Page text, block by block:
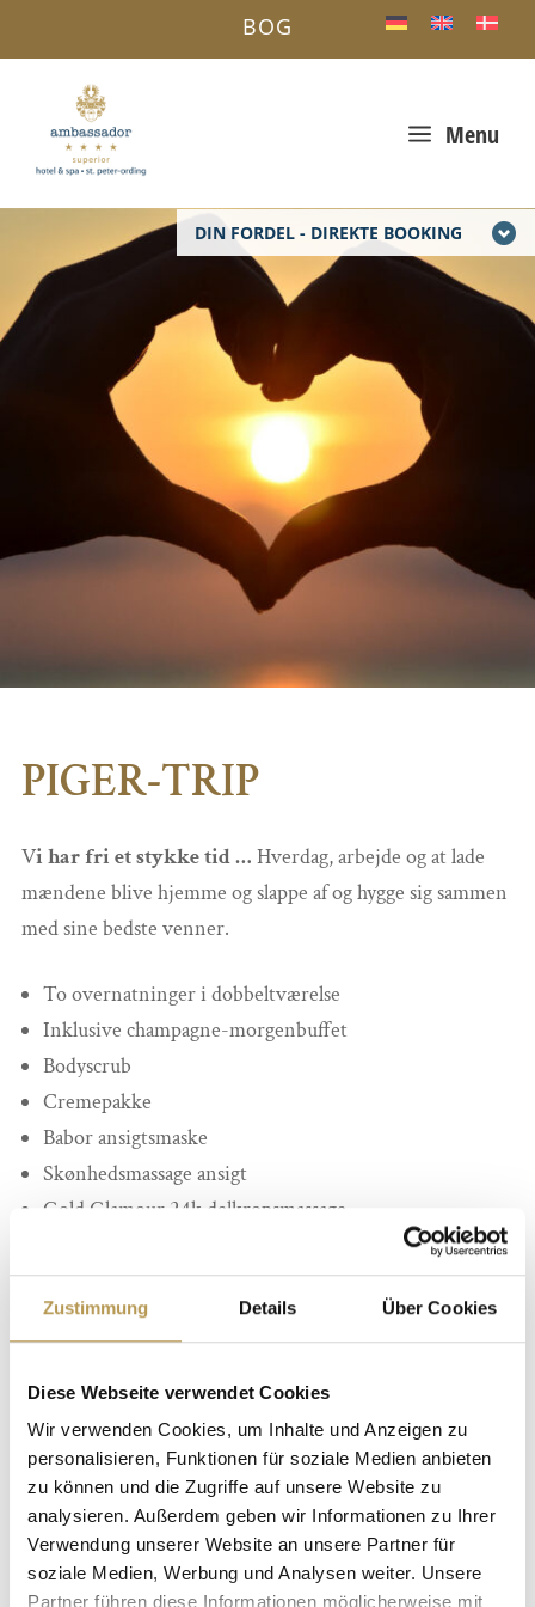
Zustimmung Details Über Cookies
Diese Webseite verwendet Cookies
Wir verwenden Cookies, um Inhalte und Anzeigen zu
personalisieren, Funktionen für soziale Medien anbieten
zu können und die Zugriffe auf unsere Website zu
analysieren. Außerdem geben wir Informationen zu Ihrer
Verwendung unserer Website an unsere Partner für
soziale Medien, Werbung und Analysen weiter. Unsere
Partner führen diese Informationen möglicherweise mit
DIN FORDEL - DIREKTE BOOKING
a Menu
BOG
PIGER-TRIP
Vi har fri et stykke tid … Hverdag, arbejde og at lade
mændene blive hjemme og slappe af og hygge sig sammen
med sine bedste venner.
To overnatninger i dobbeltværelse
Inklusive champagne-morgenbuffet
Bodyscrub
Cremepakke
Babor ansigtsmaske
Skønhedsmassage ansigt
Gold Glamour 24k delkropsmassage
1 flaske mousserende vin på værelset ved ankomst
Brug af swimmingpool og saunaer
saunahåndklæder
Gratis WLAN
Overnatninger:2overnatninger
Pris:fra 364 Euro
Rejseperiode: kan bookes hele året rundt